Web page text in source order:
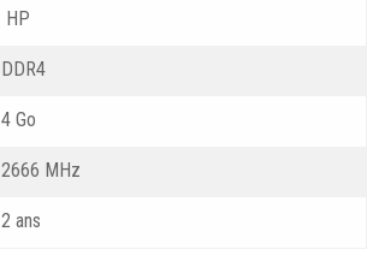
HP
DDR4
4 Go
2666 MHz
2 ans